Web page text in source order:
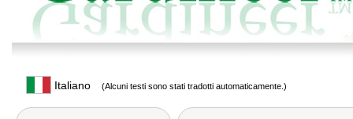
Italiano (Alcuni testi sono stati tradotti automaticamente.)